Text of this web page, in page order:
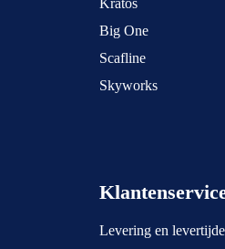
Kratos
Big One
Scafline
Skyworks
Levering en